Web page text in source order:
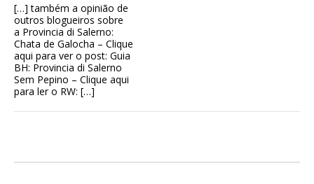
[…] também a opinião de
outros blogueiros sobre
a Provincia di Salerno:
Chata de Galocha – Clique
aqui para ver o post: Guia
BH: Provincia di Salerno
Sem Pepino – Clique aqui
para ler o RW: […]